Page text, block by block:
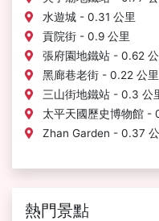
水遊城 - 0.31 公里
貢院街 - 0.9 公里
張府園地鐵站 - 0.62
黑廊巷老街 - 0.22 公里
三山街地鐵站 - 0.3 公
太平天國歷史博物館 -
Zhan Garden - 0.37
熱門景點